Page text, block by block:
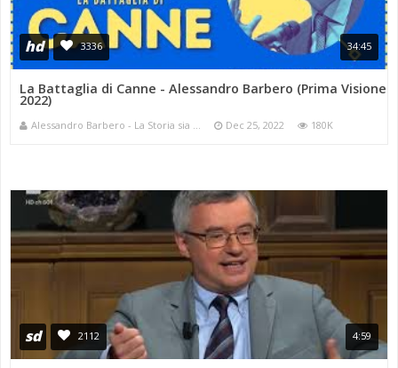
hd 3336 34:45
La Battaglia di Canne - Alessandro Barbero (Prima Visione
2022)
Alessandro Barbero - La Storia sia ... Dec 25, 2022 180K
sd 2112 4:59